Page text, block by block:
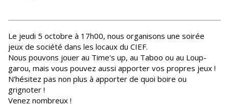
Le jeudi 5 octobre à 17h00, nous organisons une soirée
jeux de société dans les locaux du CIEF.
Nous pouvons jouer au Time's up, au Taboo ou au Loup-
garou, mais vous pouvez aussi apporter vos propres jeux !
N'hésitez pas non plus à apporter de quoi boire ou
grignoter !
Venez nombreux !